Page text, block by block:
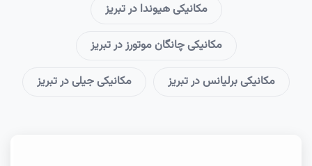
مکانیکی هیوندا در تبریز
مکانیکی چانگان موتورز در تبریز
مکانیکی برلیانس در تبریز مکانیکی جیلی در تبریز